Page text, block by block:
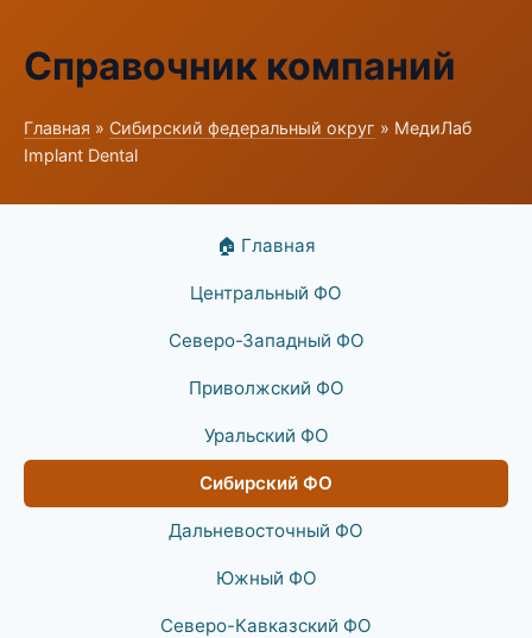
Справочник компаний
Главная » Сибирский федеральный округ » МедиЛаб
Implant Dental
🏠 Главная
Центральный ФО
Северо-Западный ФО
Приволжский ФО
Уральский ФО
Сибирский ФО
Дальневосточный ФО
Южный ФО
Северо-Кавказский ФО